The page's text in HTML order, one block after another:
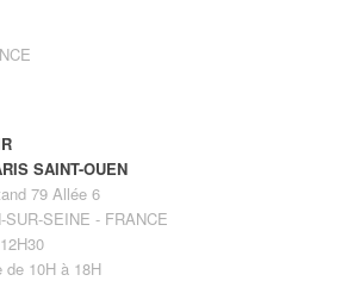
SAINT-OUEN
79 Allée 6
SEINE - FRANCE
de 10H à 18H